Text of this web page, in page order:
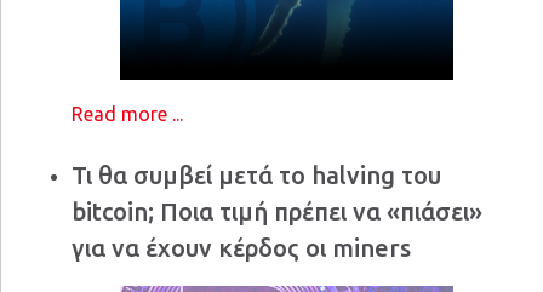
Read more ...
Τι θα συμβεί μετά το halving του
bitcoin; Ποια τιμή πρέπει να «πιάσει»
για να έχουν κέρδος οι miners